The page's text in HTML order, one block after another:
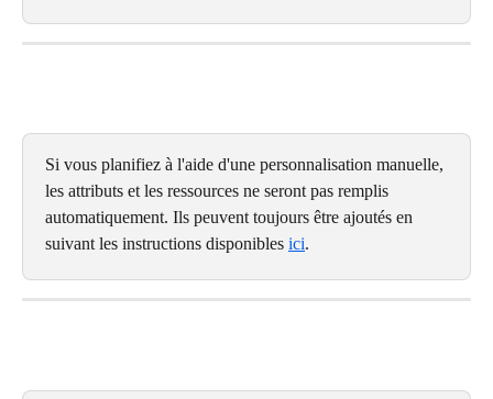
Si vous planifiez à l'aide d'une personnalisation manuelle,
les attributs et les ressources ne seront pas remplis
automatiquement. Ils peuvent toujours être ajoutés en
suivant les instructions disponibles ici.